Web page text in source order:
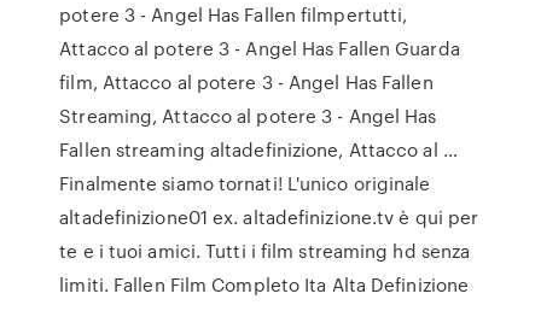
potere 3 - Angel Has Fallen filmpertutti,
Attacco al potere 3 - Angel Has Fallen Guarda
film, Attacco al potere 3 - Angel Has Fallen
Streaming, Attacco al potere 3 - Angel Has
Fallen streaming altadefinizione, Attacco al …
Finalmente siamo tornati! L'unico originale
altadefinizione01 ex. altadefinizione.tv è qui per
te e i tuoi amici. Tutti i film streaming hd senza
limiti. Fallen Film Completo Ita Alta Definizione